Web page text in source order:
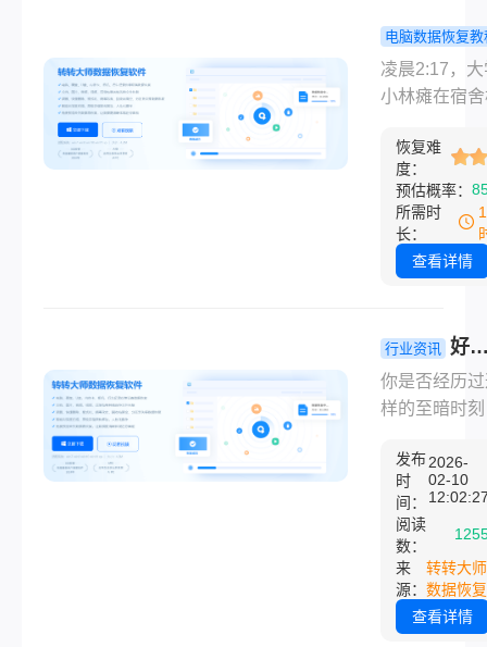
+免费版真实
力解析，助
全高效找回
电脑数据恢复教
费数据恢复
哪款好用？
转转大师凭
友好”逆袭
凌晨2:17，
小林瘫在宿
毕业设计源
误删分区彻
失，距答辩
小时。“免费
复软件哪款
盘上。同一
宝妈李姐哭
手机：女儿
频存的U盘插
变“空盘”；
CTO盯着蓝
器，冷汗浸
衫……数据丢
窒息感，你
懂。
恢复难
度：
预估概率：
所需时
长：
查看详情
行业资讯 好
的免费数据
复软件有哪
工具实测！
你是否经历
样的至暗时
一周的方案
完工，你长
口气，随手
Shift + Delete
彻底删除了
上的“最终版
_v3.docx”。
发布
时
间：
2026-
02-10
阅读
数：
来
源：
转转大师
数据恢复
查看详情